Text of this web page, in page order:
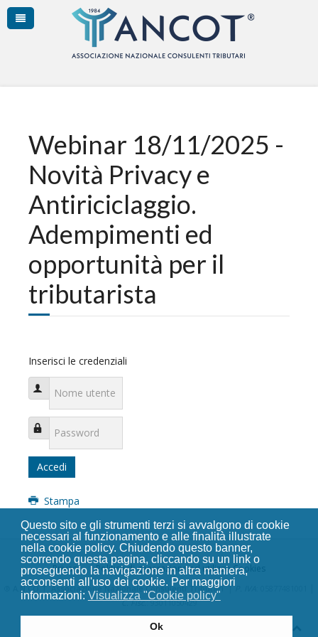
Questo sito e gli strumenti terzi si avvalgono di cookie
necessari al funzionamento e alle finalità illustrate
nella cookie policy. Chiudendo questo banner,
scorrendo questa pagina, cliccando su un link o
proseguendo la navigazione in altra maniera,
acconsenti all'uso dei cookie. Per maggiori
informazioni: Visualizza "Cookie policy"
Ok
Webinar 18/11/2025 -
Novità Privacy e
Antiriciclaggio.
Adempimenti ed
opportunità per il
tributarista
Inserisci le credenziali
Nome utente
Password
Accedi
Stampa
Privacy Politica di generazione ed utilizzo Cookies
A.N.CO.T. Associazione Nazionale Consulenti Tributari|P. IVA
C. Fisc.: 93011050429